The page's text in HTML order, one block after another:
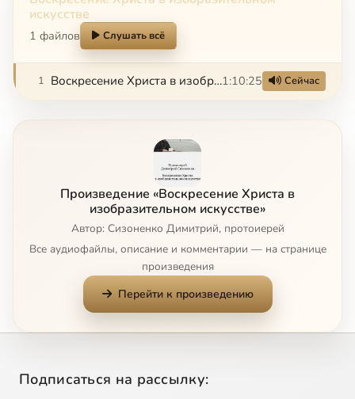
искусстве
1 файлов Слушать всё
1 Воскресение Христа в изобразительном искусстве1:10:25 Сейчас
Произведение «Воскресение Христа в
изобразительном искусстве»
Автор: Сизоненко Димитрий, протоиерей
Все аудиофайлы, описание и комментарии — на странице
произведения
Перейти к произведению
Подписаться на рассылку: